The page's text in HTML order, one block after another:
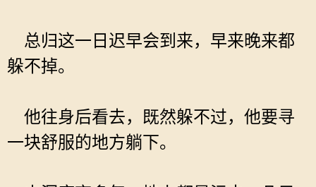
总归这一日迟早会到来，早来晚来都
躲不掉。
他往身后看去，既然躲不过，他要寻
一块舒服的地方躺下。